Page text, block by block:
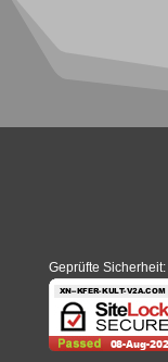
Geprüfte Sicherheit: